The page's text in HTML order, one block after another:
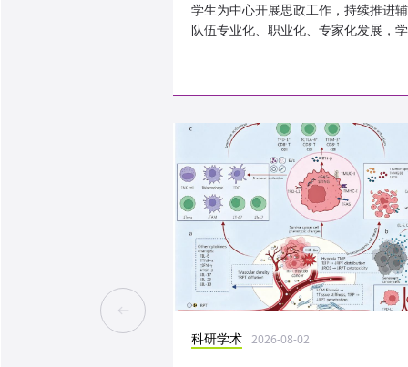
学生为中心开展思政工作，持续推进
队伍专业化、职业化、专家化发展，
科研学术 2026-08-02